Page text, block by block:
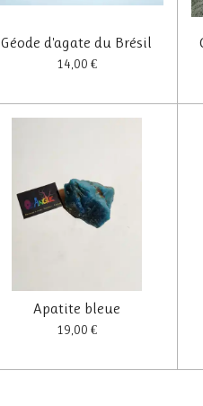
Géode d'agate du Brésil
14,00 €
Apatite bleue
19,00 €